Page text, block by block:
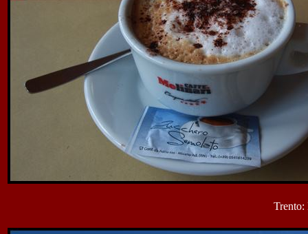
Trento: